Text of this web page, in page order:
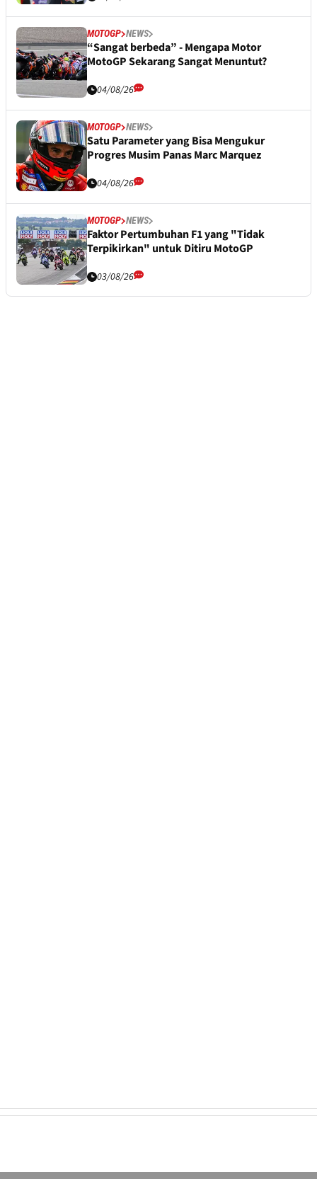
MOTOGP NEWS
“Sangat berbeda” - Mengapa Motor
MotoGP Sekarang Sangat Menuntut?
04/08/26
MOTOGP NEWS
Satu Parameter yang Bisa Mengukur
Progres Musim Panas Marc Marquez
04/08/26
MOTOGP NEWS
Faktor Pertumbuhan F1 yang "Tidak
Terpikirkan" untuk Ditiru MotoGP
03/08/26